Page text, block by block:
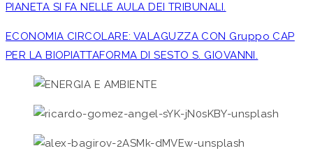
PIANETA SI FA NELLE AULA DEI TRIBUNALI.
ECONOMIA CIRCOLARE: VALAGUZZA CON Gruppo CAP
PER LA BIOPIATTAFORMA DI SESTO S. GIOVANNI.